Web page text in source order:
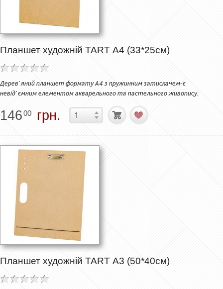
Планшет художній TART А4 (33*25см)
Дерев`яний планшет формату А4 з пружинним затискачем-є
невід`ємним елементом акварельного та пастельного живопису.
14600 грн.
Планшет художній TART А3 (50*40см)